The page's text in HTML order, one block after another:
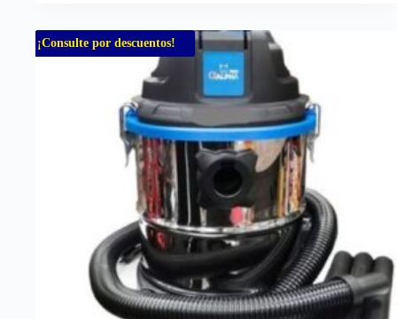
¡Consulte por descuentos!